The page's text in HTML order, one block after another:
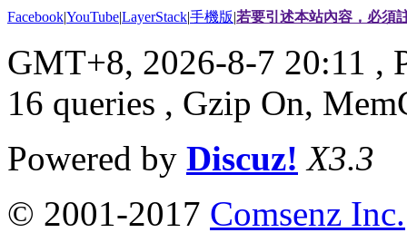
Facebook|YouTube|LayerStack|手機版|若要引述本站內容，必須
GMT+8, 2026-8-7 20:11 ,
16 queries , Gzip On,
Powered by Discuz! X3.3
© 2001-2017 Comsenz Inc.